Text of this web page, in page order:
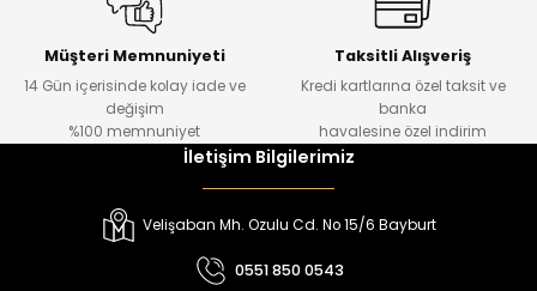
Müşteri Memnuniyeti
14 Gün içerisinde kolay iade ve
değişim
%100 memnuniyet
Taksitli Alışveriş
Kredi kartlarına özel taksit ve
banka
havalesine özel indirim
İletişim Bilgilerimiz
Velişaban Mh. Ozulu Cd. No 15/6 Bayburt
0551 850 0543